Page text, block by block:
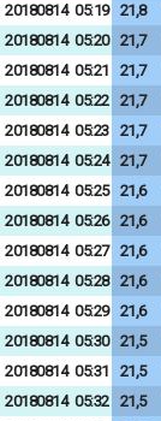
20180814 05:19 21,8
20180814 05:20 21,7
20180814 05:21 21,7
20180814 05:22 21,7
20180814 05:23 21,7
20180814 05:24 21,7
20180814 05:25 21,6
20180814 05:26 21,6
20180814 05:27 21,6
20180814 05:28 21,6
20180814 05:29 21,6
20180814 05:30 21,5
20180814 05:31 21,5
20180814 05:32 21,5